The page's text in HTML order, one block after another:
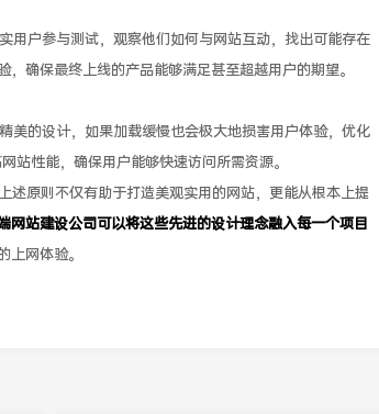
用户参与测试，观察他们如何与网站互动，找出可能存在
确保最终上线的产品能够满足甚至超越用户的期望。
美的设计，如果加载缓慢也会极大地损害用户体验，优化
站性能，确保用户能够快速访问所需资源。
原则不仅有助于打造美观实用的网站，更能从根本上提
网站建设公司可以将这些先进的设计理念融入每一个项目
网体验。